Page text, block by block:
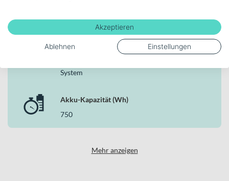
Motor
Bosch Drive Unit Performance CX
System
Akku-Kapazität (Wh)
750
Mehr anzeigen
Akzeptieren
Ablehnen Einstellungen